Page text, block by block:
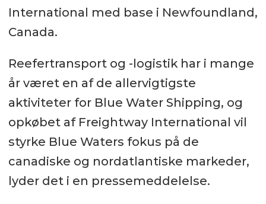
International med base i Newfoundland,
Canada.
Reefertransport og -logistik har i mange
år været en af de allervigtigste
aktiviteter for Blue Water Shipping, og
opkøbet af Freightway International vil
styrke Blue Waters fokus på de
canadiske og nordatlantiske markeder,
lyder det i en pressemeddelelse.